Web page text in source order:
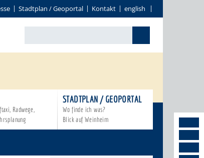
Stadtplan / Geoportal Kontakt english
Radwege,
STADTPLAN / GEOPORTAL
Wo finde ich was?
Blick auf Weinheim